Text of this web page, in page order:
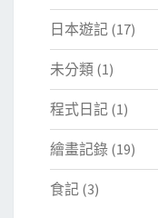
日本遊記 (17)
未分類 (1)
程式日記 (1)
繪畫記錄 (19)
食記 (3)